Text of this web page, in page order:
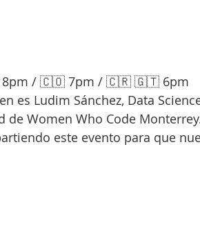
/ 🇨🇴 7pm / 🇨🇷 🇬🇹 6pm
en es Ludim Sánchez, Data
de Women Who Code
este evento para que